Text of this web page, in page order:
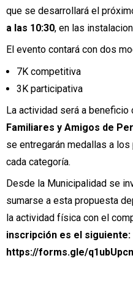
que se desarrollará el
a las 10:30, en las
El evento contará con dos
7K competitiva
3K participativa
La actividad será a beneficio
Familiares y Amigos de
se entregarán medallas a
cada categoría.
Desde la Municipalidad se
sumarse a esta propuesta
la actividad física con el
inscripción es el siguiente:
https://forms.gle/